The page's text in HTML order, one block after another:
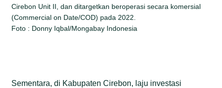
Cirebon Unit II, dan ditargetkan beroperasi secara komersial
(Commercial on Date/COD) pada 2022.
Foto : Donny Iqbal/Mongabay Indonesia
Sementara, di Kabupaten Cirebon, laju investasi